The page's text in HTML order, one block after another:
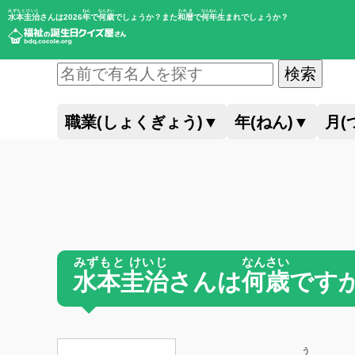
水本圭治
みずもと けいじ
さんは2026年
ねん
で何歳
なんさい
でしょうか？また和暦
われき
で何年
なんねん
生
う
まれでしょうか？
検索
職業(しょくぎょう) ▼ 年(ねん) ▼ 月(
水本圭治
みずもと けいじ
さんは何歳
なんさい
です
う